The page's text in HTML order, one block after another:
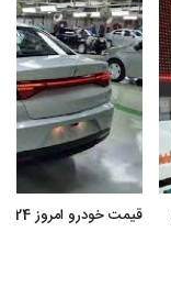
قیمت خودرو امروز 24 خرداد 1405 + جدول